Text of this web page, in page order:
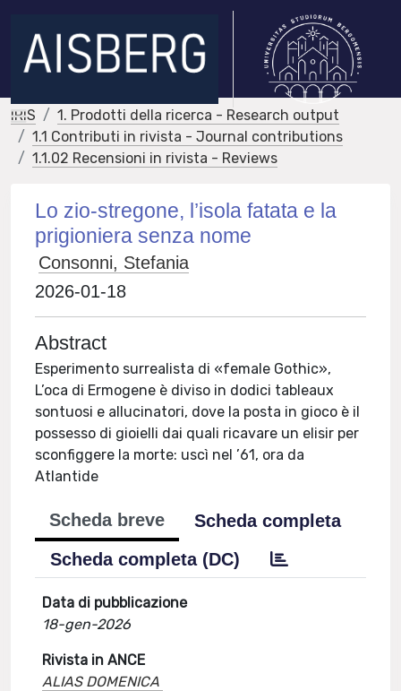
IRIS
1. Prodotti della ricerca - Research output
1.1 Contributi in rivista - Journal contributions
1.1.02 Recensioni in rivista - Reviews
Lo zio-stregone, l’isola fatata e la
prigioniera senza nome
Consonni, Stefania
2026-01-18
Abstract
Esperimento surrealista di «female Gothic»,
L’oca di Ermogene è diviso in dodici tableaux
sontuosi e allucinatori, dove la posta in gioco è il
possesso di gioielli dai quali ricavare un elisir per
sconfiggere la morte: uscì nel ’61, ora da
Atlantide
Scheda breve
Scheda completa
Scheda completa (DC)
Data di pubblicazione
18-gen-2026
Rivista in ANCE
ALIAS DOMENICA